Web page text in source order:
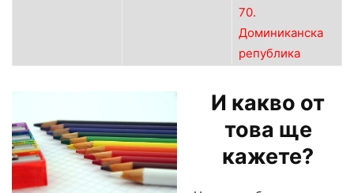
70.
Доминиканска
република
И какво от
това ще
кажете?